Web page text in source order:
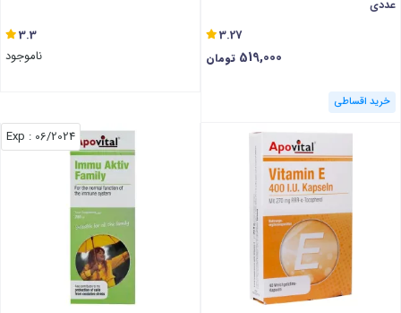
عددی
3.27
519,000 تومان
خرید اقساطی
3.3
ناموجود
06/2024
: Exp